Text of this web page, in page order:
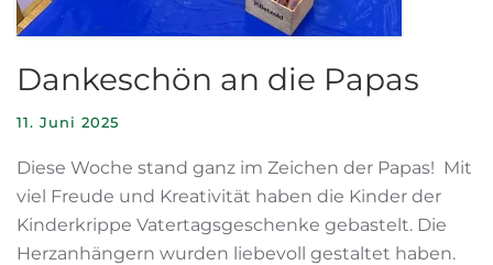
Dankeschön an die Papas
11. Juni 2025
Diese Woche stand ganz im Zeichen der Papas! Mit
viel Freude und Kreativität haben die Kinder der
Kinderkrippe Vatertagsgeschenke gebastelt. Die
Herzanhängern wurden liebevoll gestaltet haben.